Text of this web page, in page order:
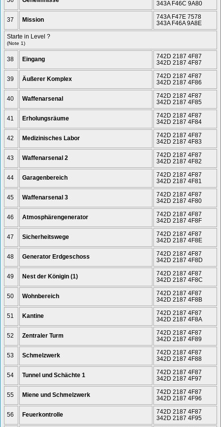
343A F46C 9A80
37 Mission
743A F47E 7578
343A F46A 9A8E
Starte in Level ?
(Note 1)
38 Eingang
742D 2187 4F87
342D 2187 4F87
39 Äußerer Komplex
742D 2187 4F87
342D 2187 4F86
40 Waffenarsenal
742D 2187 4F87
342D 2187 4F85
41 Erholungsräume
742D 2187 4F87
342D 2187 4F84
42 Medizinisches Labor
742D 2187 4F87
342D 2187 4F83
43 Waffenarsenal 2
742D 2187 4F87
342D 2187 4F82
44 Garagenbereich
742D 2187 4F87
342D 2187 4F81
45 Waffenarsenal 3
742D 2187 4F87
342D 2187 4F80
46 Atmosphärengenerator
742D 2187 4F87
342D 2187 4F8F
47 Sicherheitswege
742D 2187 4F87
342D 2187 4F8E
48 Generator Erdgeschoss
742D 2187 4F87
342D 2187 4F8D
49 Nest der Königin (1)
742D 2187 4F87
342D 2187 4F8C
50 Wohnbereich
742D 2187 4F87
342D 2187 4F8B
51 Kantine
742D 2187 4F87
342D 2187 4F8A
52 Zentraler Turm
742D 2187 4F87
342D 2187 4F89
53 Schmelzwerk
742D 2187 4F87
342D 2187 4F88
54 Tunnel und Schächte 1
742D 2187 4F87
342D 2187 4F97
55 Miene und Schmelzwerk
742D 2187 4F87
342D 2187 4F96
56 Feuerkontrolle
742D 2187 4F87
342D 2187 4F95